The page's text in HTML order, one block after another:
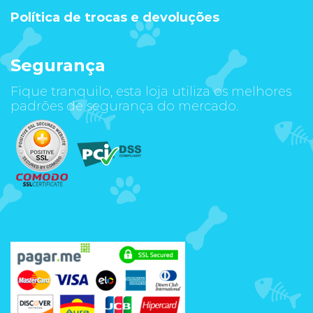
Política de trocas e devoluções
Segurança
Fique tranquilo, esta loja utiliza os melhores
padrões de segurança do mercado.